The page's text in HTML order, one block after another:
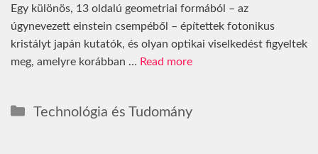
Egy különös, 13 oldalú geometriai formából – az
úgynevezett einstein csempéből – építettek fotonikus
kristályt japán kutatók, és olyan optikai viselkedést figyeltek
meg, amelyre korábban … Read more
Kategória
Technológia és Tudomány